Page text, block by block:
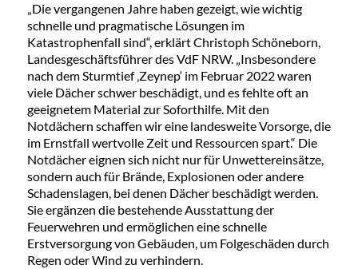
„Die vergangenen Jahre haben gezeigt, wie wichtig
schnelle und pragmatische Lösungen im
Katastrophenfall sind“, erklärt Christoph Schöneborn,
Landesgeschäftsführer des VdF NRW. „Insbesondere
nach dem Sturmtief ‚Zeynep‘ im Februar 2022 waren
viele Dächer schwer beschädigt, und es fehlte oft an
geeignetem Material zur Soforthilfe. Mit den
Notdächern schaffen wir eine landesweite Vorsorge, die
im Ernstfall wertvolle Zeit und Ressourcen spart.“ Die
Notdächer eignen sich nicht nur für Unwettereinsätze,
sondern auch für Brände, Explosionen oder andere
Schadenslagen, bei denen Dächer beschädigt werden.
Sie ergänzen die bestehende Ausstattung der
Feuerwehren und ermöglichen eine schnelle
Erstversorgung von Gebäuden, um Folgeschäden durch
Regen oder Wind zu verhindern.